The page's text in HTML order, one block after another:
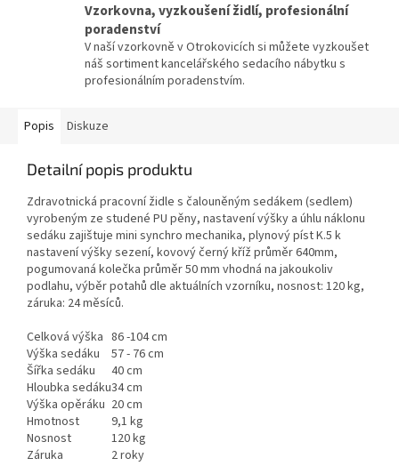
Vzorkovna, vyzkoušení židlí, profesionální
poradenství
V naší vzorkovně v Otrokovicích si můžete vyzkoušet
náš sortiment kancelářského sedacího nábytku s
profesionálním poradenstvím.
Popis Diskuze
Detailní popis produktu
Zdravotnická pracovní židle s čalouněným sedákem (sedlem)
vyrobeným ze studené PU pěny, nastavení výšky a úhlu náklonu
sedáku zajištuje mini synchro mechanika, plynový píst K.5 k
nastavení výšky sezení, kovový černý kříž průměr 640mm,
pogumovaná kolečka průměr 50 mm vhodná na jakoukoliv
podlahu, výběr potahů dle aktuálních vzorníku, nosnost: 120 kg,
záruka: 24 měsíců.
Celková výška 86 -104 cm
Výška sedáku
57 - 76 cm
Šířka sedáku
40 cm
Hloubka sedáku34 cm
Výška opěráku 20 cm
Hmotnost
9,1 kg
Nosnost
120 kg
Záruka
2 roky